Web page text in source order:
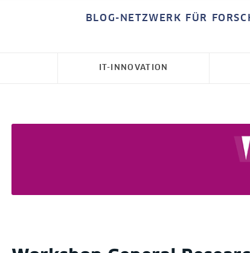
BLOG-NETZWERK FÜR
IT-INNOVATION